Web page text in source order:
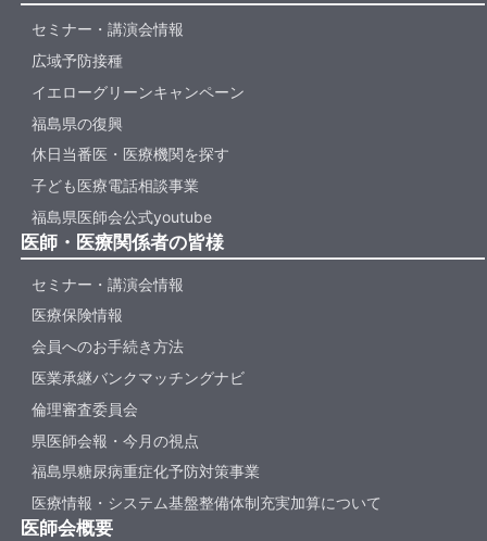
セミナー・講演会情報
広域予防接種
イエローグリーンキャンペーン
福島県の復興
休日当番医・医療機関を探す
子ども医療電話相談事業
福島県医師会公式youtube
医師・医療関係者の皆様
セミナー・講演会情報
医療保険情報
会員へのお手続き方法
医業承継バンクマッチングナビ
倫理審査委員会
県医師会報・今月の視点
福島県糖尿病重症化予防対策事業
医療情報・システム基盤整備体制充実加算について
医師会概要